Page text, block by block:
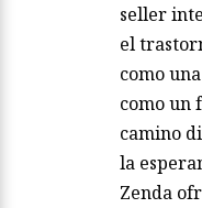
seller
el
como
como un
camino
la
Zenda